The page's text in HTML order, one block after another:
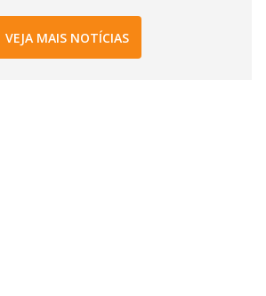
VEJA MAIS NOTÍCIAS